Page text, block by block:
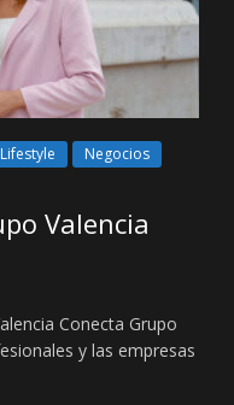
Lifestyle
Negocios
Valencia
Conecta Grupo
y las empresas